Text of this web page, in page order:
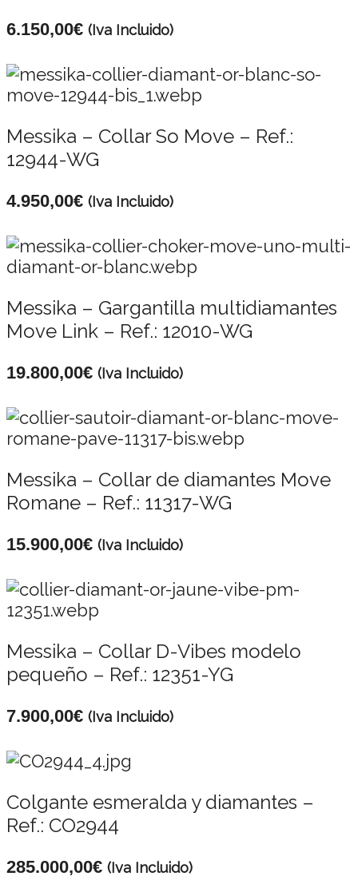
6.150,00€ (Iva Incluido)
Messika – Collar So Move – Ref.:
12944-WG
4.950,00€ (Iva Incluido)
Messika – Gargantilla multidiamantes
Move Link – Ref.: 12010-WG
19.800,00€ (Iva Incluido)
Messika – Collar de diamantes Move
Romane – Ref.: 11317-WG
15.900,00€ (Iva Incluido)
Messika – Collar D-Vibes modelo
pequeño – Ref.: 12351-YG
7.900,00€ (Iva Incluido)
Colgante esmeralda y diamantes –
Ref.: CO2944
285.000,00€ (Iva Incluido)